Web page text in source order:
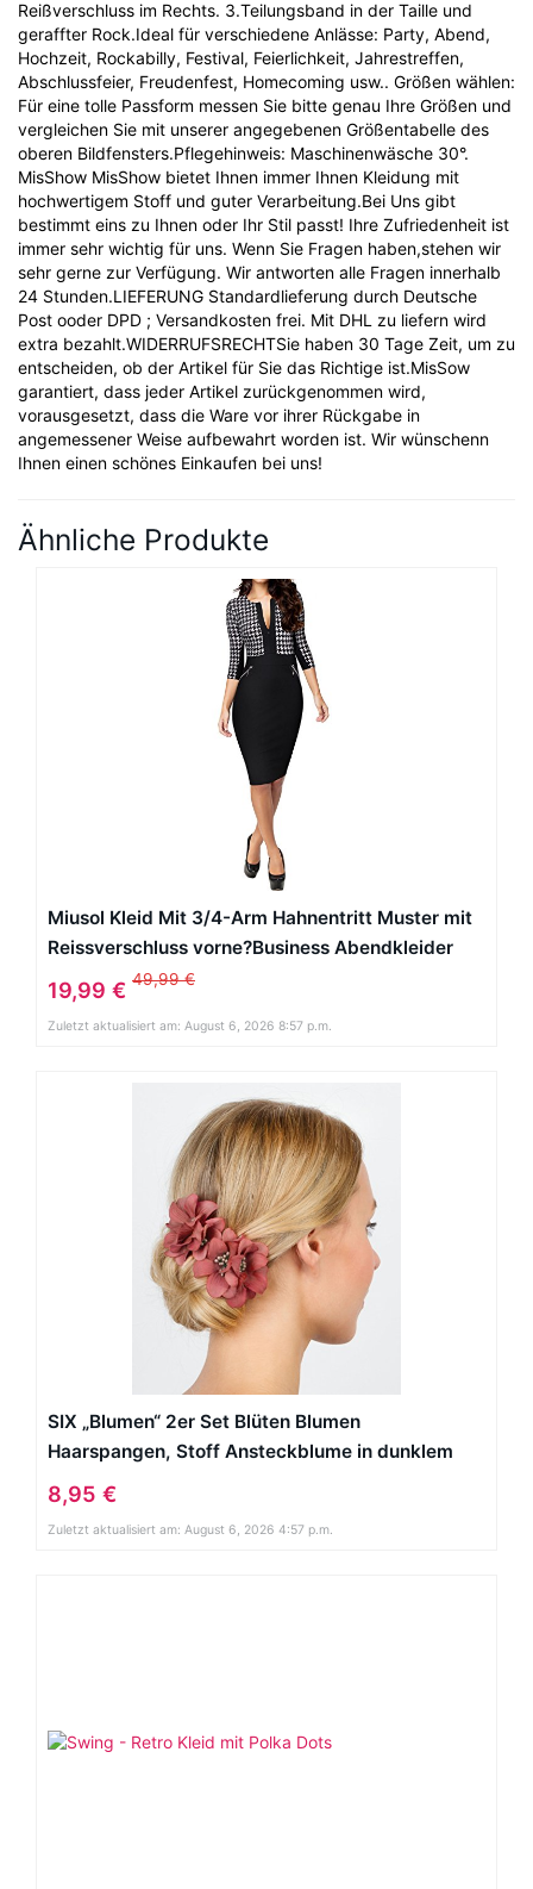
Reißverschluss im Rechts. 3.Teilungsband in der Taille und
geraffter Rock.Ideal für verschiedene Anlässe: Party, Abend,
Hochzeit, Rockabilly, Festival, Feierlichkeit, Jahrestreffen,
Abschlussfeier, Freudenfest, Homecoming usw.. Größen wählen:
Für eine tolle Passform messen Sie bitte genau Ihre Größen und
vergleichen Sie mit unserer angegebenen Größentabelle des
oberen Bildfensters.Pflegehinweis: Maschinenwäsche 30°.
MisShow MisShow bietet Ihnen immer Ihnen Kleidung mit
hochwertigem Stoff und guter Verarbeitung.Bei Uns gibt
bestimmt eins zu Ihnen oder Ihr Stil passt! Ihre Zufriedenheit ist
immer sehr wichtig für uns. Wenn Sie Fragen haben,stehen wir
sehr gerne zur Verfügung. Wir antworten alle Fragen innerhalb
24 Stunden.LIEFERUNG Standardlieferung durch Deutsche
Post ooder DPD ; Versandkosten frei. Mit DHL zu liefern wird
extra bezahlt.WIDERRUFSRECHTSie haben 30 Tage Zeit, um zu
entscheiden, ob der Artikel für Sie das Richtige ist.MisSow
garantiert, dass jeder Artikel zurückgenommen wird,
vorausgesetzt, dass die Ware vor ihrer Rückgabe in
angemessener Weise aufbewahrt worden ist. Wir wünschenn
Ihnen einen schönes Einkaufen bei uns!
Ähnliche Produkte
Miusol Kleid Mit 3/4-Arm Hahnentritt Muster mit
Reissverschluss vorne?Business Abendkleider
Schwarz EU 40/L
19,99 € 49,99 €
Zuletzt aktualisiert am: August 6, 2026 8:57 p.m.
SIX „Blumen“ 2er Set Blüten Blumen
Haarspangen, Stoff Ansteckblume in dunklem
Rot Rose, Dutt, Frisur (329-701)
8,95 €
Zuletzt aktualisiert am: August 6, 2026 4:57 p.m.